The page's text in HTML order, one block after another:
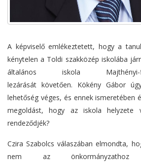
A képviselő emlékeztetett, hogy a
kénytelen a Toldi szakközép iskolába
általános iskola Majthényi-
lezárását követően. Kökény Gábor
lehetőség véges, és ennek ismeretében
megoldást, hogy az iskola helyzete
rendeződjék?
Czira Szabolcs válaszában elmondta,
nem az